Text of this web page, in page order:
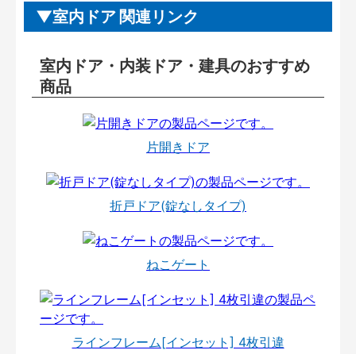
室内ドア 関連リンク
室内ドア・内装ドア・建具のおすすめ
商品
片開きドア
折戸ドア(錠なしタイプ)
ねこゲート
ラインフレーム[インセット] 4枚引違